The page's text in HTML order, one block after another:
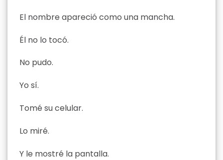
El nombre apareció como una mancha.
Él no lo tocó.
No pudo.
Yo sí.
Tomé su celular.
Lo miré.
Y le mostré la pantalla.